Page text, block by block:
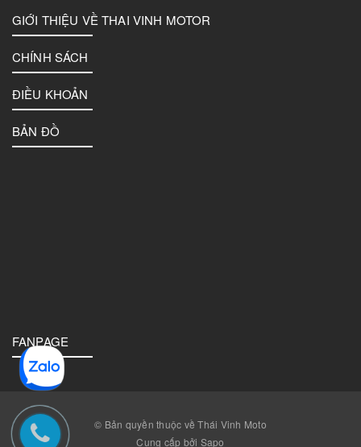
GIỚI THIỆU VỀ THAI VINH MOTOR
CHÍNH SÁCH
ĐIỀU KHOẢN
BẢN ĐỒ
FANPAGE
© Bản quyền thuộc về Thái Vinh Moto
Cung cấp bởi Sapo